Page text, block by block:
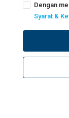
Dengan
Syarat &